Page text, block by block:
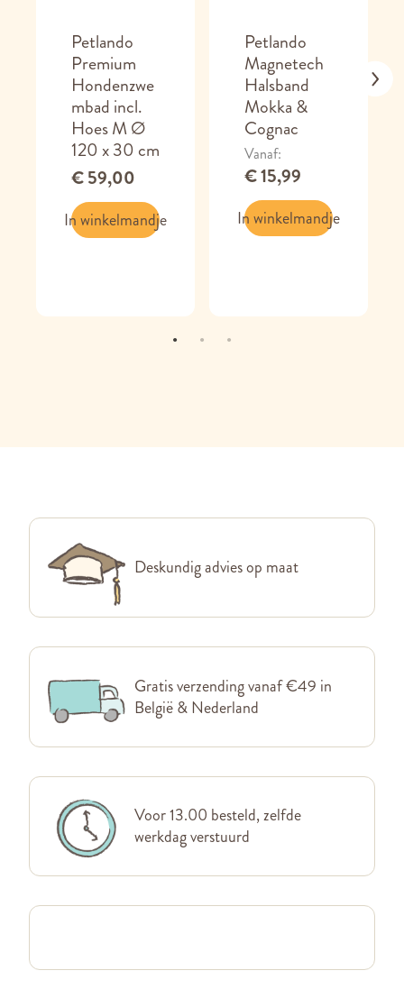
Petlando
Premium
Hondenzwe
mbad incl.
Hoes M Ø
120 x 30 cm
€ 59,00
In winkelmandje
Petlando
Magnetech
Halsband
Mokka &
Cognac
Vanaf
€ 15,99
In winkelmandje
Deskundig advies op maat
Gratis verzending vanaf €49 in
België & Nederland
Voor 13.00 besteld, zelfde
werkdag verstuurd